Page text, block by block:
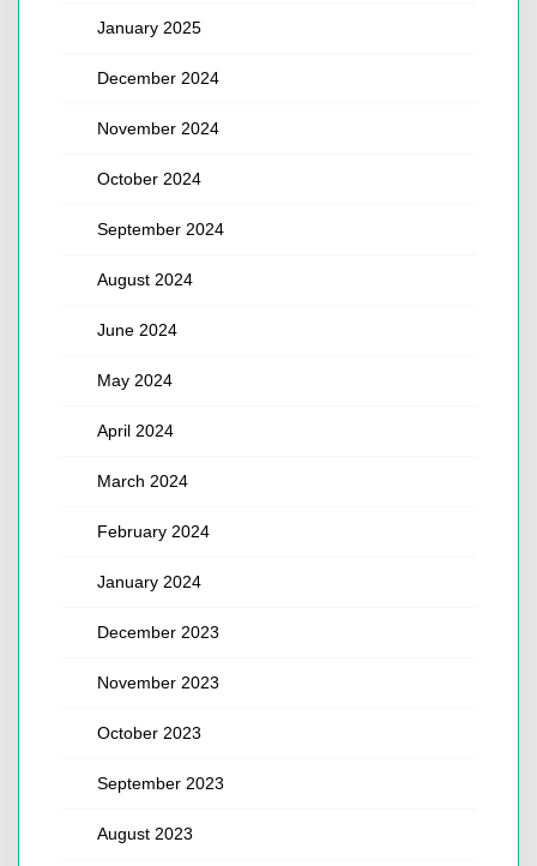
January 2025
December 2024
November 2024
October 2024
September 2024
August 2024
June 2024
May 2024
April 2024
March 2024
February 2024
January 2024
December 2023
November 2023
October 2023
September 2023
August 2023